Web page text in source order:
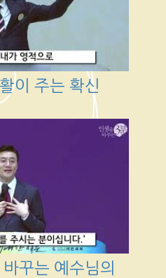
이 주는 확신
꾸는 예수님의